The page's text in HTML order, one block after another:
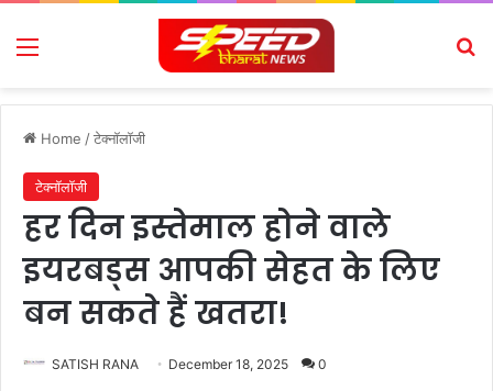
Menu
Home /टेक्नॉलॉजी
टेक्नॉलॉजी
हर दिन इस्तेमाल होने वाले
इयरबड्स आपकी सेहत के लिए
बन सकते हैं खतरा!
SATISH RANA December 18, 2025 0